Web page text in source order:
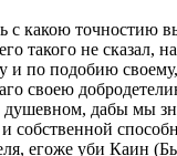
с какою точностию
не сказал,
и по подобию
своею
душевном, дабы мы
собственной
егоже уби Каин